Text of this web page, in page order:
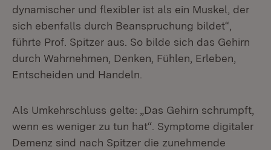
dynamischer und flexibler ist als ein Muskel, der
sich ebenfalls durch Beanspruchung bildet“,
führte Prof. Spitzer aus. So bilde sich das Gehirn
durch Wahrnehmen, Denken, Fühlen, Erleben,
Entscheiden und Handeln.
Als Umkehrschluss gelte: „Das Gehirn schrumpft,
wenn es weniger zu tun hat“. Symptome digitaler
Demenz sind nach Spitzer die zunehmende